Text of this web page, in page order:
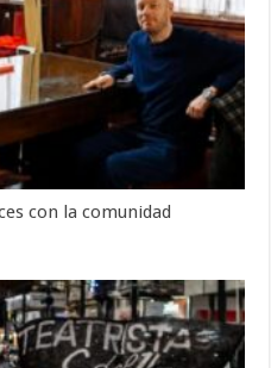
con la comunidad